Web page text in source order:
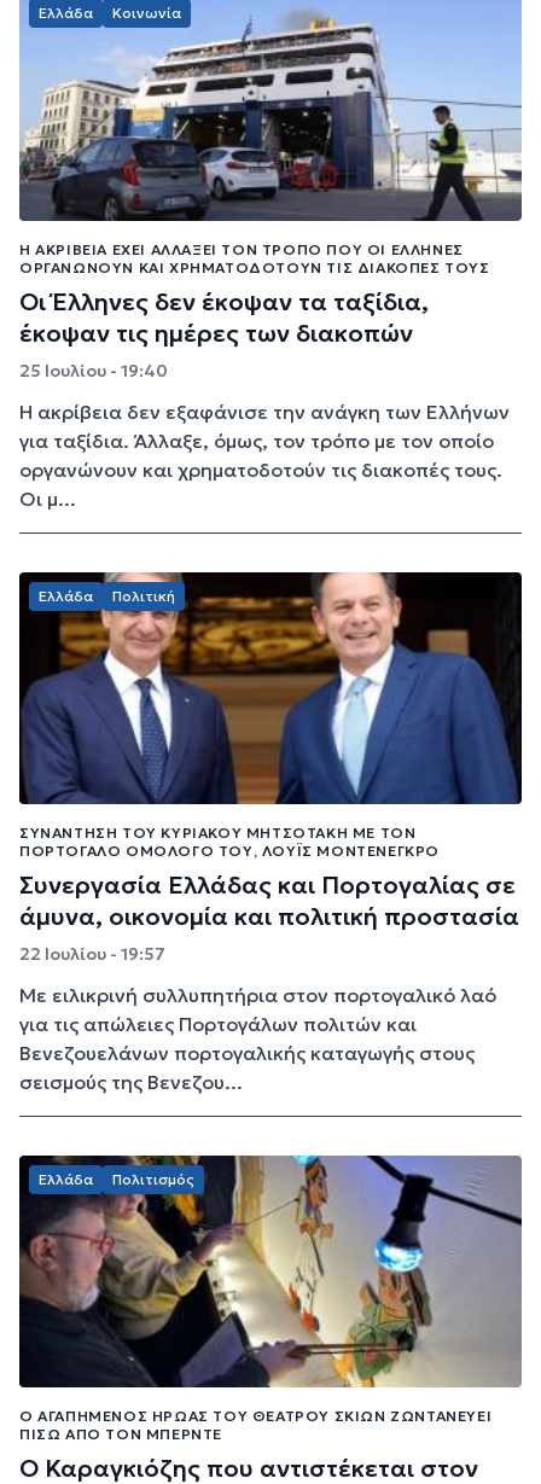
Ελλάδα Κοινωνία
Η ΑΚΡΊΒΕΙΑ ΈΧΕΙ ΑΛΛΆΞΕΙ ΤΟΝ ΤΡΌΠΟ ΠΟΥ ΟΙ ΈΛΛΗΝΕΣ
ΟΡΓΑΝΏΝΟΥΝ ΚΑΙ ΧΡΗΜΑΤΟΔΟΤΟΎΝ ΤΙΣ ΔΙΑΚΟΠΈΣ ΤΟΥΣ
Οι Έλληνες δεν έκοψαν τα ταξίδια,
έκοψαν τις ημέρες των διακοπών
25 Ιουλίου - 19:40
Η ακρίβεια δεν εξαφάνισε την ανάγκη των Ελλήνων
για ταξίδια. Άλλαξε, όμως, τον τρόπο με τον οποίο
οργανώνουν και χρηματοδοτούν τις διακοπές τους.
Οι μ...
Ελλάδα Πολιτική
ΣΥΝΆΝΤΗΣΗ ΤΟΥ ΚΥΡΙΆΚΟΥ ΜΗΤΣΟΤΆΚΗ ΜΕ ΤΟΝ
ΠΟΡΤΟΓΆΛΟ ΟΜΌΛΟΓΌ ΤΟΥ, ΛΟΎΙΣ ΜΟΝΤΕΝΈΓΚΡΟ
Συνεργασία Ελλάδας και Πορτογαλίας σε
άμυνα, οικονομία και πολιτική προστασία
22 Ιουλίου - 19:57
Με ειλικρινή συλλυπητήρια στον πορτογαλικό λαό
για τις απώλειες Πορτογάλων πολιτών και
Βενεζουελάνων πορτογαλικής καταγωγής στους
σεισμούς της Βενεζου...
Ελλάδα Πολιτισμός
Ο ΑΓΑΠΗΜΈΝΟΣ ΉΡΩΑΣ ΤΟΥ ΘΕΆΤΡΟΥ ΣΚΙΏΝ ΖΩΝΤΑΝΕΎΕΙ
ΠΊΣΩ ΑΠΌ ΤΟΝ ΜΠΕΡΝΤΈ
Ο Καραγκιόζης που αντιστέκεται στον